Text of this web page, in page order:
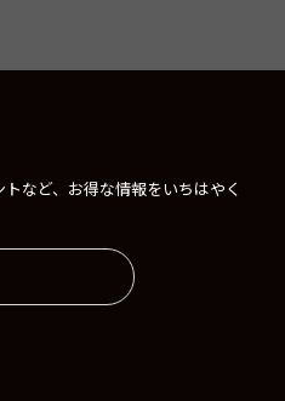
など、お得な情報をいちはやく